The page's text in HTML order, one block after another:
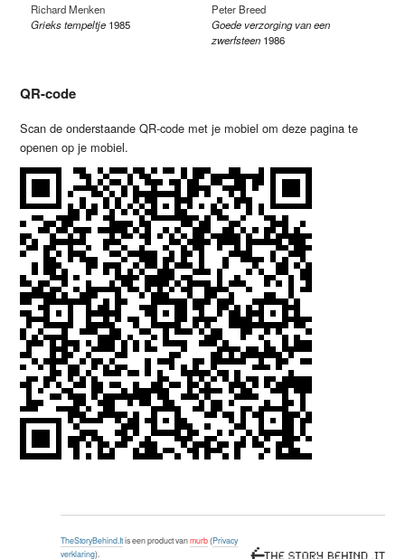
Richard Menken
Grieks tempeltje 1985
Peter Breed
Goede verzorging van een
zwerfsteen 1986
QR-code
Scan de onderstaande QR-code met je mobiel om deze pagina te
openen op je mobiel.
TheStoryBehind.Itis een product vanmurb(Privacy
verklaring).